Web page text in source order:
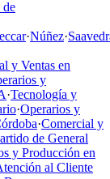
de
·Núñez·
y Ventas en
y
·Tecnología y
·Operarios y
·Comercial y
de General
y Producción en
al Cliente